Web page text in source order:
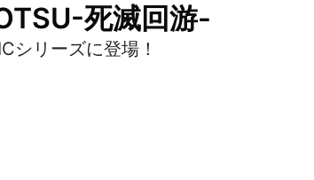
死滅回游-
シリーズに登場！